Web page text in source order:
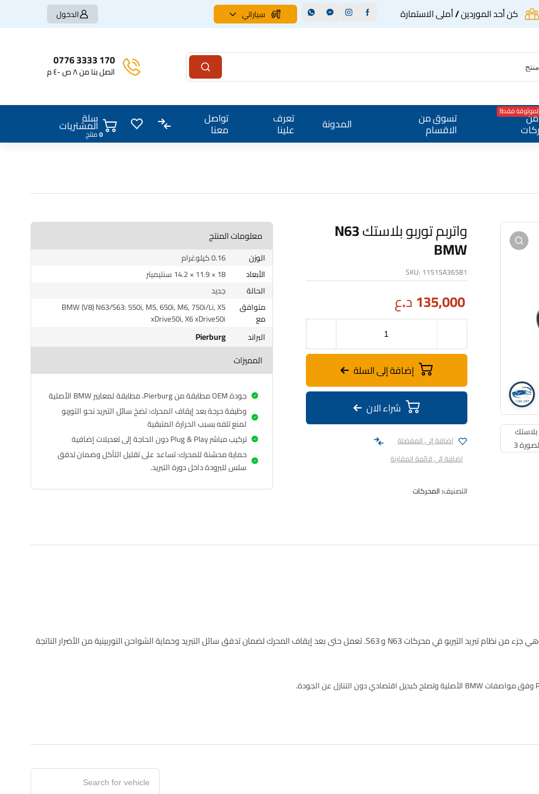
كن أحد الموردين / أملى الاستمارة سياراتي الدخول
170 3333 0776
اتصل بنا من ٨ ص -٤ م
من
الموثوقة فقط! تسوق من
الاقسام المدونة تعرف
علينا
تواصل
معنا
سلة
المشتريات0منتج
واتربم توربو بلاستك N63 BMW واتربم توربو بلاستك N63
BMW
SKU: 11515A36581
135,000د.ع
إضافة إلى السلة
شراء الان
اضافة الى المفضلة
اضافة الى قائمة المقارنة
التصنيف:المحركات
معلومات المنتج
الوزن
0.16 كيلوغرام
الأبعاد
18 × 11.9 × 14.2 سنتيميتر
الحالة
جديد
متوافق
مع
BMW (V8) N63/S63: 550i, M5, 650i, M6, 750i/Li, X5
xDrive50i, X6 xDrive50i
البراند
Pierburg
المميزات
جودة OEM مطابقة من Pierburg، مطابقة لمعايير BMW الأصلية
وظيفة حرجة بعد إيقاف المحرك: تضخ سائل التبريد نحو التوربو
لمنع تلفه بسبب الحرارة المتبقية
تركيب مباشر Plug & Play دون الحاجة إلى تعديلات إضافية
حماية محسّنة للمحرك: تساعد على تقليل التآكل وضمان تدفق
سلس للبرودة داخل دورة التبريد.
(Auxiliary Water Pump)، وهي جزء من نظام تبريد التيربو في محركات N63 و S63. تعمل حتى بعد إيقاف المحرك لضمان تدفق سائل التبريد وحماية الشواحن التوربينية من الأضرار الناتجة